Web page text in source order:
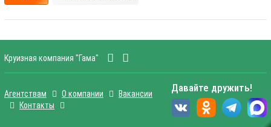
Круизная компания "Гама"
Агентствам О компании
Вакансии
Контакты
Давайте дружить!